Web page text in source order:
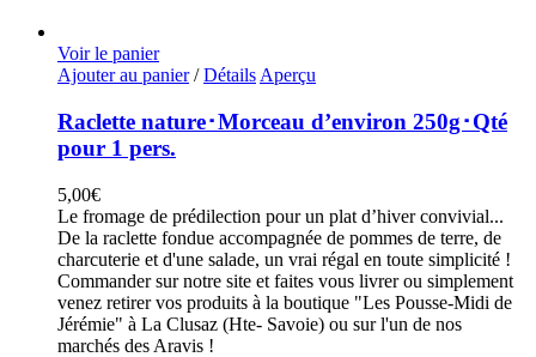
Voir le panier
Ajouter au panier / Détails Aperçu
Raclette nature･Morceau d’environ 250g･Qté
pour 1 pers.
5,00€
Le fromage de prédilection pour un plat d’hiver convivial...
De la raclette fondue accompagnée de pommes de terre, de
charcuterie et d'une salade, un vrai régal en toute simplicité !
Commander sur notre site et faites vous livrer ou simplement
venez retirer vos produits à la boutique "Les Pousse-Midi de
Jérémie" à La Clusaz (Hte- Savoie) ou sur l'un de nos
marchés des Aravis !